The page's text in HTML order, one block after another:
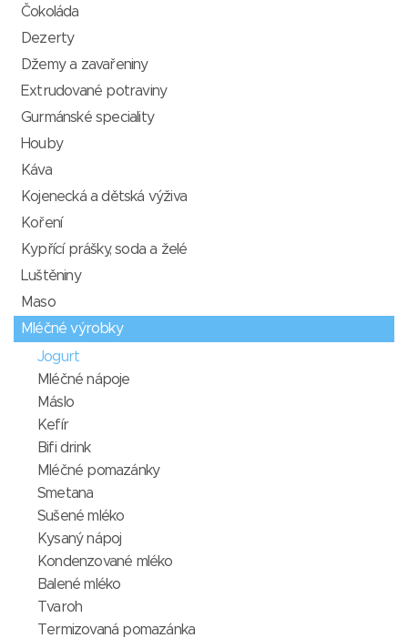
Čokoláda
Dezerty
Džemy a zavařeniny
Extrudované potraviny
Gurmánské speciality
Houby
Káva
Kojenecká a dětská výživa
Koření
Kypřící prášky, soda a želé
Luštěniny
Maso
Mléčné výrobky
Jogurt
Mléčné nápoje
Máslo
Kefír
Bifi drink
Mléčné pomazánky
Smetana
Sušené mléko
Kysaný nápoj
Kondenzované mléko
Balené mléko
Tvaroh
Termizovaná pomazánka